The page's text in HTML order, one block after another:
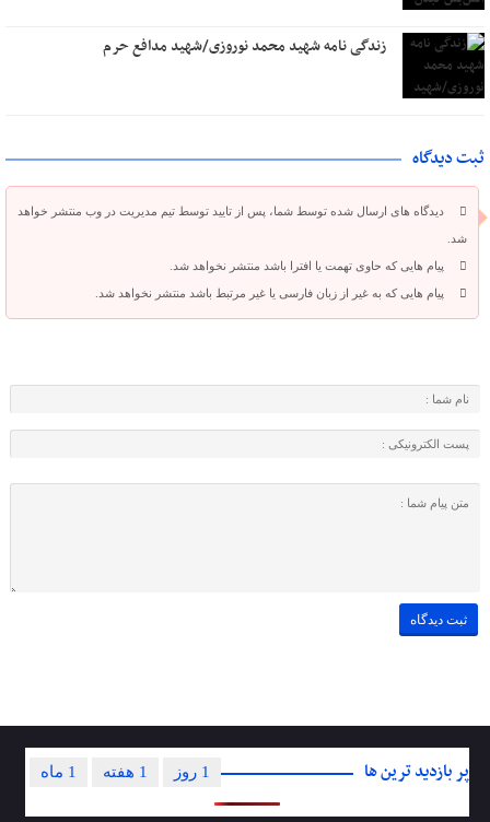
زندگی نامه شهید محمد نوروزی/شهید مدافع حرم
ثبت دیدگاه
دیدگاه های ارسال شده توسط شما، پس از تایید توسط تیم مدیریت در وب منتشر خواهد
شد.
پیام هایی که حاوی تهمت یا افترا باشد منتشر نخواهد شد.
پیام هایی که به غیر از زبان فارسی یا غیر مرتبط باشد منتشر نخواهد شد.
پر بازدید ترین ها 1 ماه 1 هفته 1 روز